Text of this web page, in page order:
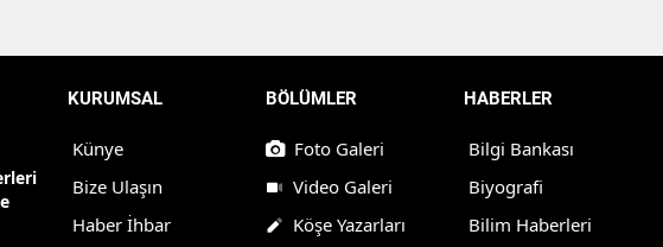
KURUMSAL
Künye
Bize Ulaşın
Haber İhbar
BÖLÜMLER
Foto Galeri
Video Galeri
Köşe Yazarları
HABERLER
Bilgi Bankası
Biyografi
Bilim Haberleri